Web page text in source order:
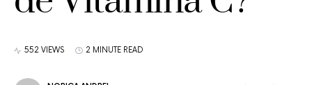
552 VIEWS 2 MINUTE READ